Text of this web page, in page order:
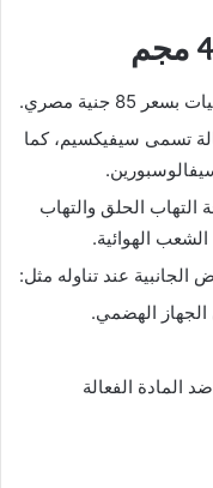
جنية مصري.
تسمى سيفيكسيم، كما
التهاب الحلق والتهاب
الهوائية.
عند تناوله مثل:
الهضمي.
المادة الفعالة